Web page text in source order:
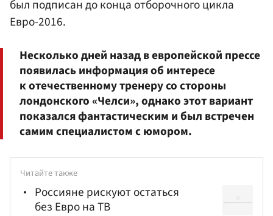
был подписан до конца отборочного цикла
Евро-2016.
Несколько дней назад в европейской прессе
появилась информация об интересе
к отечественному тренеру со стороны
лондонского «Челси», однако этот вариант
показался фантастическим и был встречен
самим специалистом с юмором.
Читайте также
Россияне рискуют остаться
без Евро на ТВ